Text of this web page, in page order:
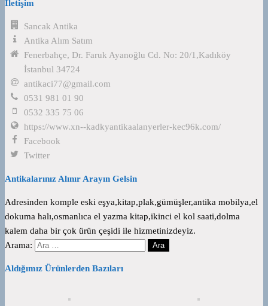
İletişim
Sancak Antika
Antika Alım Satım
Fenerbahçe, Dr. Faruk Ayanoğlu Cd. No: 20/1,Kadıköy
İstanbul 34724
antikaci77@gmail.com
0531 981 01 90
0532 335 75 06
https://www.xn--kadkyantikaalanyerler-kec96k.com/
Facebook
Twitter
Antikalarınız Alınır Arayın Gelsin
Adresinden komple eski eşya,kitap,plak,gümüşler,antika mobilya,el
dokuma halı,osmanlıca el yazma kitap,ikinci el kol saati,dolma
kalem daha bir çok ürün çeşidi ile hizmetinizdeyiz.
Arama:
Aldığımız Ürünlerden Bazıları